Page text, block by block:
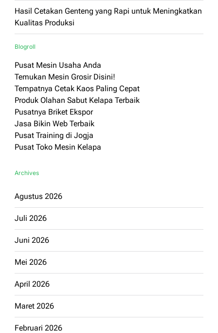
Hasil Cetakan Genteng yang Rapi untuk Meningkatkan
Kualitas Produksi
Blogroll
Pusat Mesin Usaha Anda
Temukan Mesin Grosir Disini!
Tempatnya Cetak Kaos Paling Cepat
Produk Olahan Sabut Kelapa Terbaik
Pusatnya Briket Ekspor
Jasa Bikin Web Terbaik
Pusat Training di Jogja
Pusat Toko Mesin Kelapa
Archives
Agustus 2026
Juli 2026
Juni 2026
Mei 2026
April 2026
Maret 2026
Februari 2026